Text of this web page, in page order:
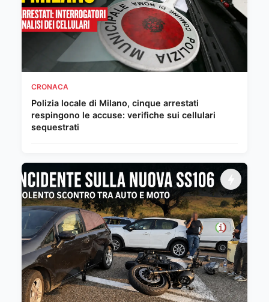
CRONACA
Polizia locale di Milano, cinque arrestati
respingono le accuse: verifiche sui cellulari
sequestrati